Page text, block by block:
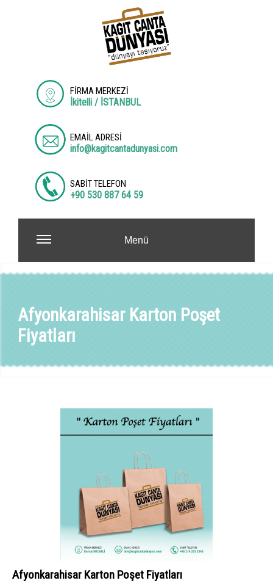
FİRMA MERKEZİ
İkitelli / İSTANBUL
EMAİL ADRESİ
info@kagitcantadunyasi.com
SABİT TELEFON
+90 530 887 64 59
Menü
Afyonkarahisar Karton Poşet
Fiyatları
Afyonkarahisar Karton Poşet Fiyatları